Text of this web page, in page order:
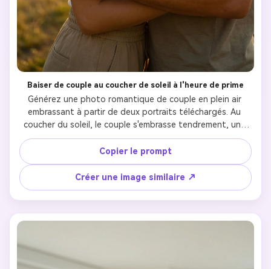
Baiser de couple au coucher de soleil à l'heure de prime
Générez une photo romantique de couple en plein air
embrassant à partir de deux portraits téléchargés. Au
coucher du soleil, le couple s'embrasse tendrement, une
lumière dorée chaude les entoure. La posture naturelle, le
toucher doux, la peau réaliste et les traits du visage sont
conservés. Arrière-plan légèrement flou, atmosphère
cinématographique, émotions réelles de couple. Style
réaliste, photographie romantique de haute qualité.
Copier le prompt
Créer une image similaire ↗